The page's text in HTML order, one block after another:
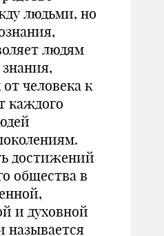
людьми, но
людям
человека к
каждого
достижений
общества в
и духовной
называется